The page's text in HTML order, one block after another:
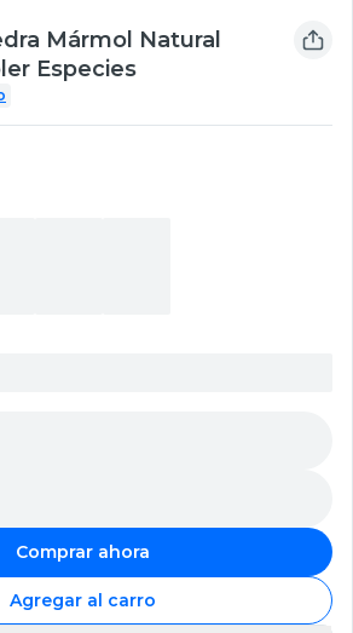
Mármol Natural
Especies
Comprar ahora
Agregar al carro